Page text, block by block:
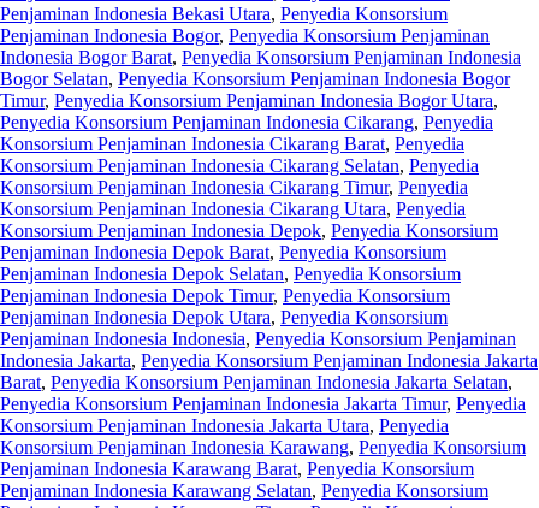
Penjaminan Indonesia Bekasi Utara, Penyedia Konsorsium
Penjaminan Indonesia Bogor, Penyedia Konsorsium Penjaminan
Indonesia Bogor Barat, Penyedia Konsorsium Penjaminan Indonesia
Bogor Selatan, Penyedia Konsorsium Penjaminan Indonesia Bogor
Timur, Penyedia Konsorsium Penjaminan Indonesia Bogor Utara,
Penyedia Konsorsium Penjaminan Indonesia Cikarang, Penyedia
Konsorsium Penjaminan Indonesia Cikarang Barat, Penyedia
Konsorsium Penjaminan Indonesia Cikarang Selatan, Penyedia
Konsorsium Penjaminan Indonesia Cikarang Timur, Penyedia
Konsorsium Penjaminan Indonesia Cikarang Utara, Penyedia
Konsorsium Penjaminan Indonesia Depok, Penyedia Konsorsium
Penjaminan Indonesia Depok Barat, Penyedia Konsorsium
Penjaminan Indonesia Depok Selatan, Penyedia Konsorsium
Penjaminan Indonesia Depok Timur, Penyedia Konsorsium
Penjaminan Indonesia Depok Utara, Penyedia Konsorsium
Penjaminan Indonesia Indonesia, Penyedia Konsorsium Penjaminan
Indonesia Jakarta, Penyedia Konsorsium Penjaminan Indonesia Jakarta
Barat, Penyedia Konsorsium Penjaminan Indonesia Jakarta Selatan,
Penyedia Konsorsium Penjaminan Indonesia Jakarta Timur, Penyedia
Konsorsium Penjaminan Indonesia Jakarta Utara, Penyedia
Konsorsium Penjaminan Indonesia Karawang, Penyedia Konsorsium
Penjaminan Indonesia Karawang Barat, Penyedia Konsorsium
Penjaminan Indonesia Karawang Selatan, Penyedia Konsorsium